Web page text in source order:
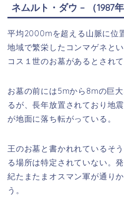
ネムルト・ダウ – （1987年
平均2000mを超える山脈に位
地域で繁栄したコンマゲネと
コス１世のお墓があるとされて
お墓の前には5mから8mの巨
るが、長年放置されており地
が地面に落ち転がっている。
王のお墓と書かれれているそ
る場所は特定されていない。
紀たまたまオスマン軍が通り
う。